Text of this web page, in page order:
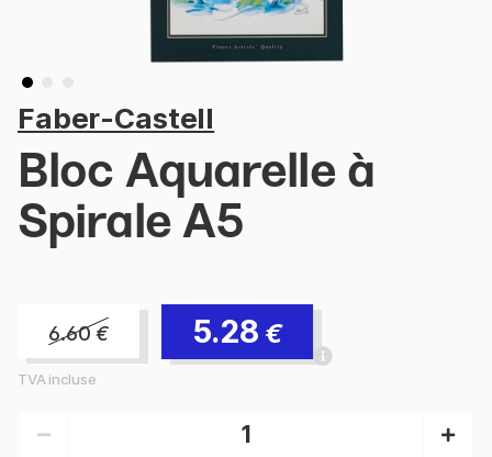
Faber-Castell
Bloc Aquarelle à
Spirale A5
6.60€ 5.28 €
TVA incluse